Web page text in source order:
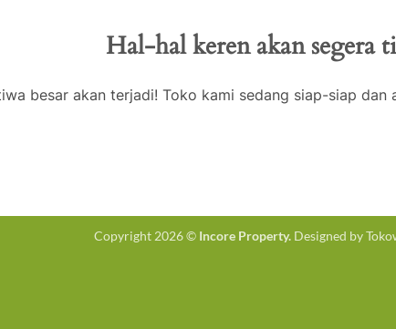
Hal-hal keren akan segera
besar akan terjadi! Toko kami sedang siap-siap dan
Copyright 2026 © Incore Property.Designed by